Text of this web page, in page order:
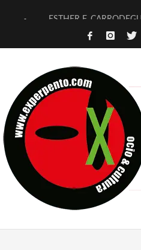
ESTHER F.
[TERRA DE
TIMBRE 4, LA ESCUELA
30 AÑOS (NO ES NADA)
MILITARES
D’BALDOMEROS
MARSHALL FLASH
JOFRE BARDAGÍ EN